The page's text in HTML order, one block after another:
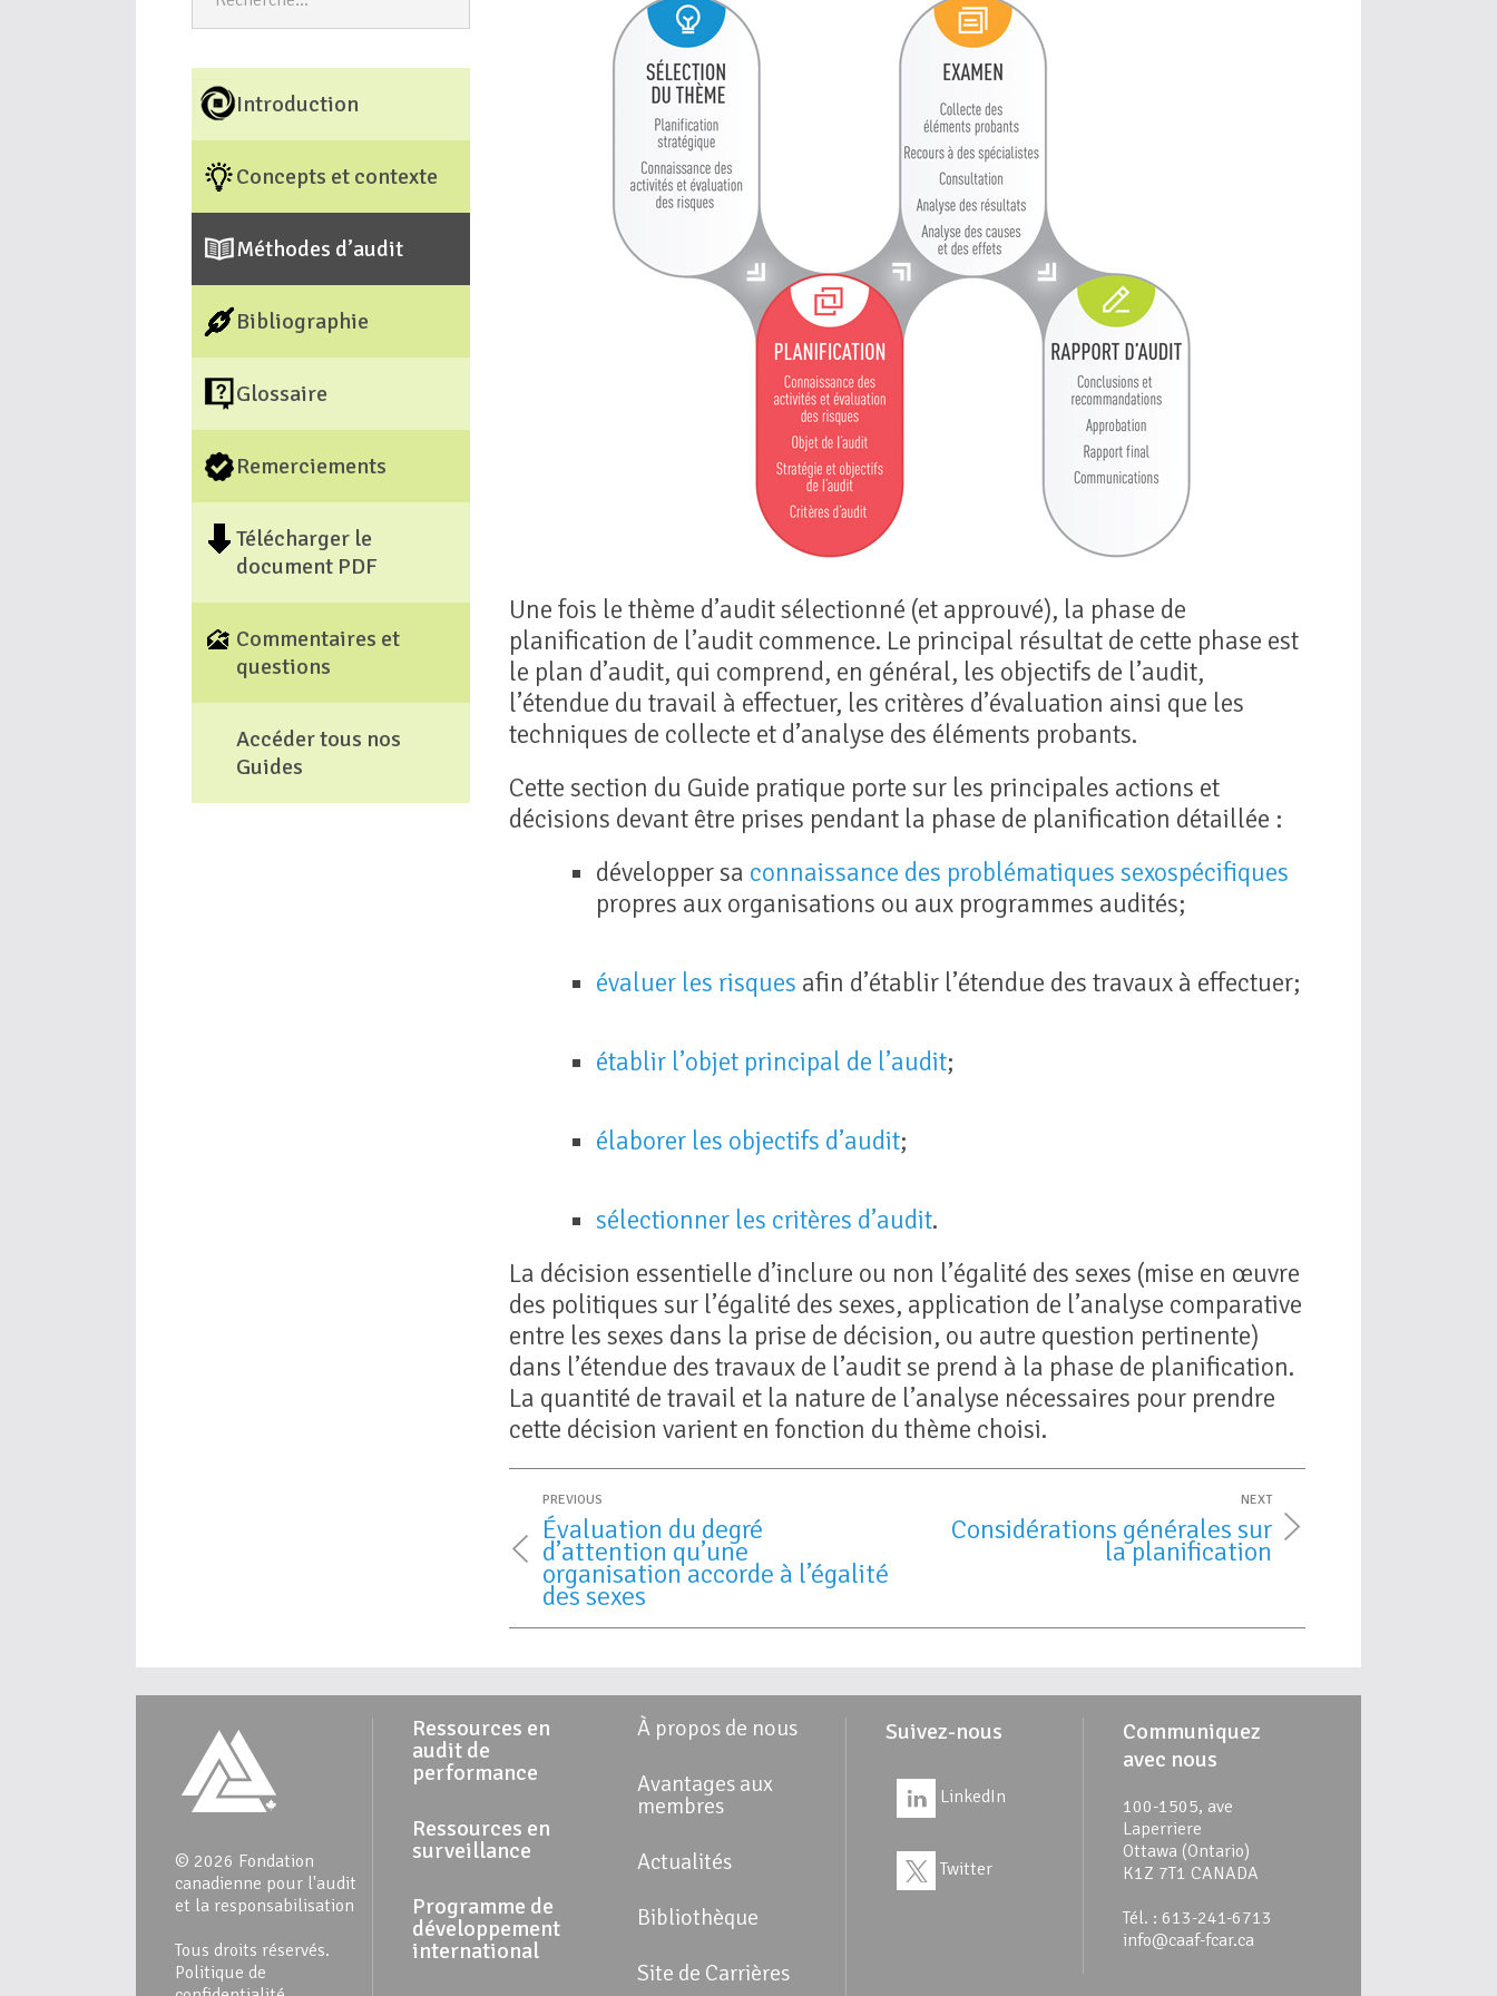
Introduction
Concepts et contexte
Méthodes d’audit
Bibliographie
Glossaire
Remerciements
Télécharger le
document PDF
Commentaires et
questions
Accéder tous nos
Guides
Une fois le thème d’audit sélectionné (et approuvé), la phase de
planification de l’audit commence. Le principal résultat de cette phase est
le plan d’audit, qui comprend, en général, les objectifs de l’audit,
l’étendue du travail à effectuer, les critères d’évaluation ainsi que les
techniques de collecte et d’analyse des éléments probants.
Cette section du Guide pratique porte sur les principales actions et
décisions devant être prises pendant la phase de planification détaillée :
développer sa connaissance des problématiques sexospécifiques
propres aux organisations ou aux programmes audités;
évaluer les risques afin d’établir l’étendue des travaux à effectuer;
établir l’objet principal de l’audit;
élaborer les objectifs d’audit;
sélectionner les critères d’audit.
La décision essentielle d’inclure ou non l’égalité des sexes (mise en œuvre
des politiques sur l’égalité des sexes, application de l’analyse comparative
entre les sexes dans la prise de décision, ou autre question pertinente)
dans l’étendue des travaux de l’audit se prend à la phase de planification.
La quantité de travail et la nature de l’analyse nécessaires pour prendre
cette décision varient en fonction du thème choisi.
PREVIOUS
Évaluation du degré
d’attention qu’une
organisation accorde à l’égalité
des sexes
NEXT
Considérations générales sur
la planification
© 2026 Fondation
canadienne pour l'audit
et la responsabilisation
Tous droits réservés.
Politique de
Ressources en
audit de
performance
Ressources en
surveillance
Programme de
développement
international
À propos de nous
Avantages aux
membres
Actualités
Bibliothèque
Site de Carrières
Suivez-nous
LinkedIn
Twitter
Communiquez
avec nous
100-1505, ave
Laperriere
Ottawa (Ontario)
K1Z 7T1 CANADA
Tél. : 613-241-6713
info@caaf-fcar.ca